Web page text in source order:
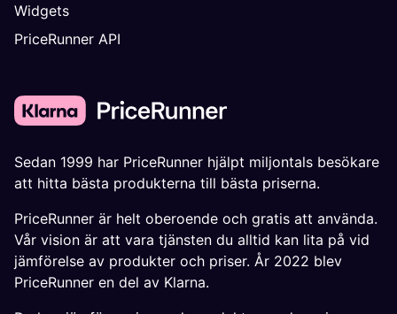
Widgets
PriceRunner API
Sedan 1999 har PriceRunner hjälpt miljontals besökare
att hitta bästa produkterna till bästa priserna.
PriceRunner är helt oberoende och gratis att använda.
Vår vision är att vara tjänsten du alltid kan lita på vid
jämförelse av produkter och priser. År 2022 blev
PriceRunner en del av Klarna.